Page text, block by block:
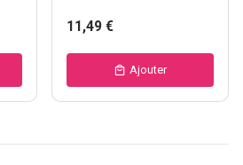
11,49 €
Ajouter